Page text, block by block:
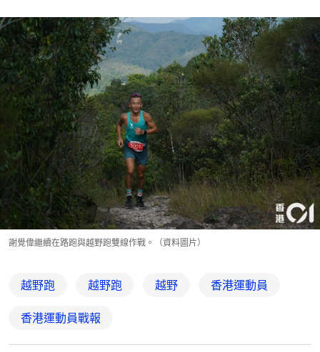
謝覺偉繼續在路跑與越野跑雙線作戰。（資料圖片）
越野跑 越野跑 越野 香港運動員
香港運動員戰報